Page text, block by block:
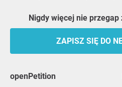
Nigdy więcej nie
ZAPISZ SIĘ DO
openPetition